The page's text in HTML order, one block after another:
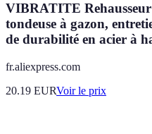
VIBRATITE
tondeuse à gazon,
de durabilité en acier à
fr.aliexpress.com
20.19 EURVoir le prix